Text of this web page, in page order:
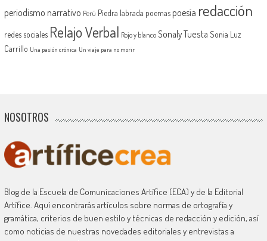
periodismo narrativo Perú Piedra labrada poemas poesía redacción
redes sociales Relajo Verbal Rojo y blanco Sonaly Tuesta Sonia Luz
Carrillo Una pasión crónica Un viaje para no morir
NOSOTROS
Blog de la Escuela de Comunicaciones Artífice (ECA) y de la Editorial
Artífice. Aquí encontrarás artículos sobre normas de ortografía y
gramática, criterios de buen estilo y técnicas de redacción y edición, así
como noticias de nuestras novedades editoriales y entrevistas a